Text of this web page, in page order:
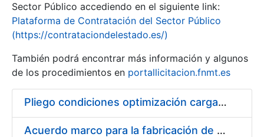
Erakutsi/Ezkutatu
Sector Público accediendo en el siguiente link:
Plataforma de Contratación del Sector Público
(https://contrataciondelestado.es/)
También podrá encontrar más información y algunos
de los procedimientos en portallicitacion.fnmt.es
Pliego condiciones optimización cargas compras firmado
Acuerdo marco para la fabricación de piezas